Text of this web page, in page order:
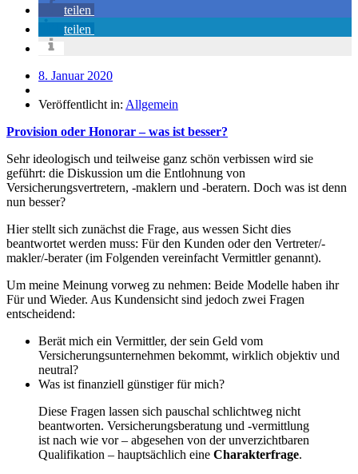
teilen
teilen
8. Januar 2020
Veröffentlicht in: Allgemein
Provision oder Honorar – was ist besser?
Sehr ideologisch und teilweise ganz schön verbissen wird sie
geführt: die Diskussion um die Entlohnung von
Versicherungsvertretern, -maklern und -beratern. Doch was ist denn
nun besser?
Hier stellt sich zunächst die Frage, aus wessen Sicht dies
beantwortet werden muss: Für den Kunden oder den Vertreter/-
makler/-berater (im Folgenden vereinfacht Vermittler genannt).
Um meine Meinung vorweg zu nehmen: Beide Modelle haben ihr
Für und Wieder. Aus Kundensicht sind jedoch zwei Fragen
entscheidend:
Berät mich ein Vermittler, der sein Geld vom
Versicherungsunternehmen bekommt, wirklich objektiv und
neutral?
Was ist finanziell günstiger für mich?
Diese Fragen lassen sich pauschal schlichtweg nicht
beantworten. Versicherungsberatung und -vermittlung
ist nach wie vor – abgesehen von der unverzichtbaren
Qualifikation – hauptsächlich eine Charakterfrage.